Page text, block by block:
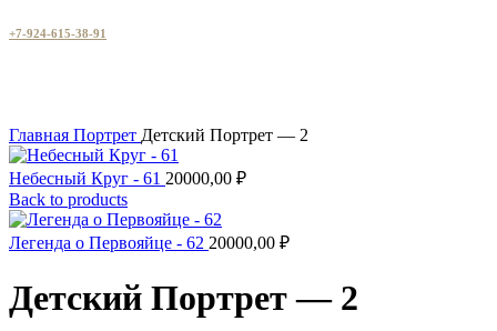
+7-924-615-38-91
Главная Портрет Детский Портрет — 2
Небесный Круг - 61 20000,00 ₽
Back to products
Легенда о Первояйце - 62 20000,00 ₽
Детский Портрет — 2